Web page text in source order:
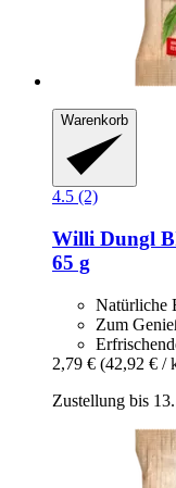
Warenkorb
4.5 (2)
Willi Dungl
65 g
Natürliche
Zum
2,79 € (42,92 € /
Zustellung bis